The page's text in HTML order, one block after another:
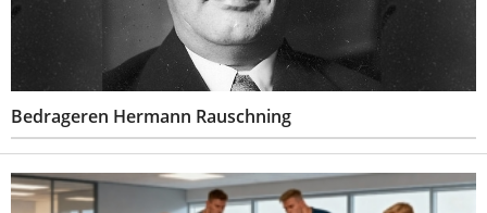
Bedrageren Hermann Rauschning